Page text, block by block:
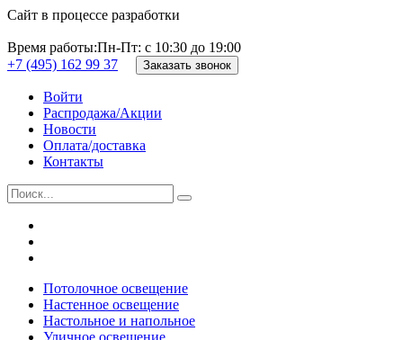
Сайт в процессе разработки
Время работы:Пн-Пт: с 10:30 до 19:00
+7 (495) 162 99 37
Заказать звонок
Войти
Распродажа/Акции
Новости
Оплата/доставка
Контакты
Потолочное освещение
Настенное освещение
Настольное и напольное
Уличное освещение